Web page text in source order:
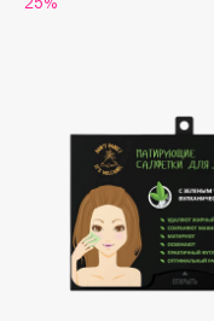
Blistex
BLOME
Boadicea The Victorious